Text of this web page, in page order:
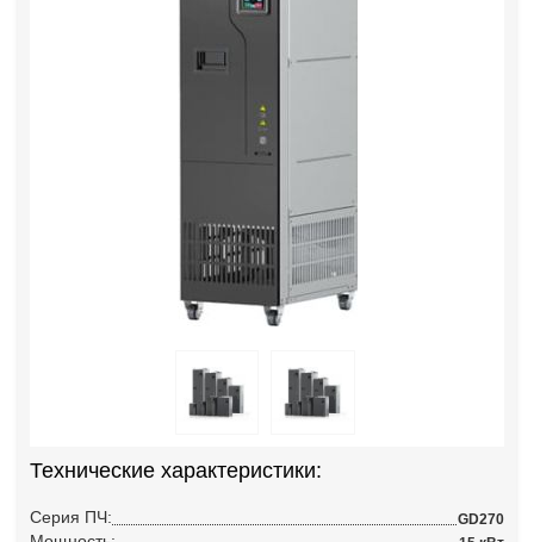
Технические характеристики:
Серия ПЧ: GD270